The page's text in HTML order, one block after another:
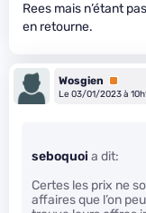
Rees mais n’étant
en retourne.
Wosgien
Premium
Le 03/01/2023 à
seboquoi a dit:
Certes les prix ne
affaires que l’on